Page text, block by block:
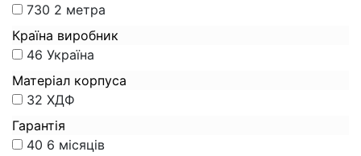
730 2 метра
Країна виробник
46 Україна
Матеріал корпуса
32 ХДФ
Гарантія
40 6 місяців